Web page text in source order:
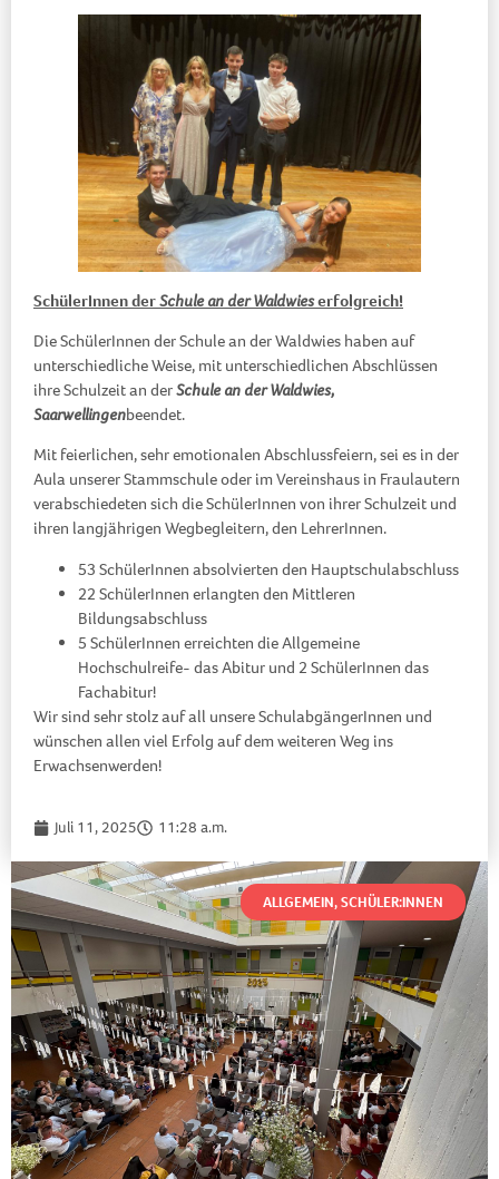
SchülerInnen derSchule an der Waldwieserfolgreich!
Die SchülerInnen der Schule an der Waldwies haben auf
unterschiedliche Weise, mit unterschiedlichen Abschlüssen
ihre Schulzeit an derSchule an der Waldwies,
Saarwellingenbeendet.
Mit feierlichen, sehr emotionalen Abschlussfeiern, sei es in der
Aula unserer Stammschule oder im Vereinshaus in Fraulautern
verabschiedeten sich die SchülerInnen von ihrer Schulzeit und
ihren langjährigen Wegbegleitern, den LehrerInnen.
53 SchülerInnen absolvierten den Hauptschulabschluss
22 SchülerInnen erlangten den Mittleren
Bildungsabschluss
5 SchülerInnen erreichten die Allgemeine
Hochschulreife- das Abitur und 2 SchülerInnen das
Fachabitur!
Wir sind sehr stolz auf all unsere SchulabgängerInnen und
wünschen allen viel Erfolg auf dem weiteren Weg ins
Erwachsenwerden!
Juli 11, 2025 11:28 a.m.
ALLGEMEIN,SCHÜLER:INNEN